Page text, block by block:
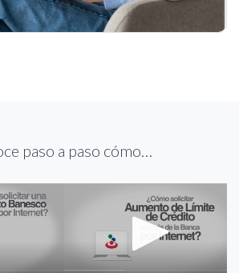
paso a paso cómo…